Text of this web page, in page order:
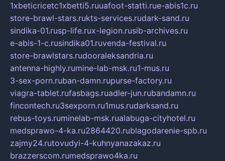
1xbeticricetc1xbetti5.ruuafoot-statti.rue-abis1c.ru
store-brawl-stars.rukts-services.rudark-sand.ru
sindika-01.rusp-life.rux-legion.rusib-archives.ru
e-abis-1-c.rusindika01.ruvenda-festival.ru
store-brawlstars.rudooraleksandria.ru
antenna-highly.rumine-lab-msk.ru1-mus.ru
3-sex-porn.ruban-damn.rupurse-factory.ru
viagra-tablet.rufasbags.ruadler-jun.rubandamn.ru
fincontech.ru3sexporn.ru1mus.rudarksand.ru
rebus-toys.ruminelab-msk.rualabuga-cityhotel.ru
medsprawo-4-ka.ru2864420.rublagodarenie-spb.ru
zajmy24.rutovudyi-4-kuhnyanazakaz.ru
brazzerscom.rumedsprawo4ka.ru